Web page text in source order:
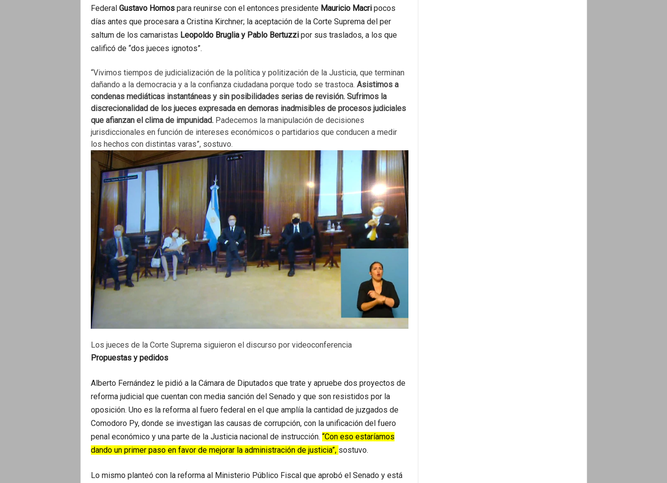
Federal Gustavo Hornospara reunirse con el entonces presidenteMauricio Macri pocos
días antes que procesara a Cristina Kirchner; la aceptación de la Corte Suprema del per
saltum de los camaristas Leopoldo Bruglia y Pablo Bertuzzipor sus traslados, a los que
calificó de “dos jueces ignotos”.
“Vivimos tiempos de judicialización de la política y politización de la Justicia, que terminan
dañando a la democracia y a la confianza ciudadana porque todo se trastoca. Asistimos a
condenas mediáticas instantáneas y sin posibilidades serias de revisión. Sufrimos la
discrecionalidad de los jueces expresada en demoras inadmisibles de procesos judiciales
que afianzan el clima de impunidad.Padecemos la manipulación de decisiones
jurisdiccionales en función de intereses económicos o partidarios que conducen a medir
los hechos con distintas varas”, sostuvo.
Los jueces de la Corte Suprema siguieron el discurso por videoconferencia
Propuestas y pedidos
Alberto Fernández le pidió a la Cámara de Diputados que trate y apruebe dos proyectos de
reforma judicial que cuentan con media sanción del Senado y que son resistidos por la
oposición. Uno es la reforma al fuero federal en el que amplía la cantidad de juzgados de
Comodoro Py, donde se investigan las causas de corrupción, con la unificación del fuero
penal económico y una parte de la Justicia nacional de instrucción. “Con eso estaríamos
dando un primer paso en favor de mejorar la administración de justicia”, sostuvo.
Lo mismo planteó con la reforma al Ministerio Público Fiscal que aprobó el Senado y está